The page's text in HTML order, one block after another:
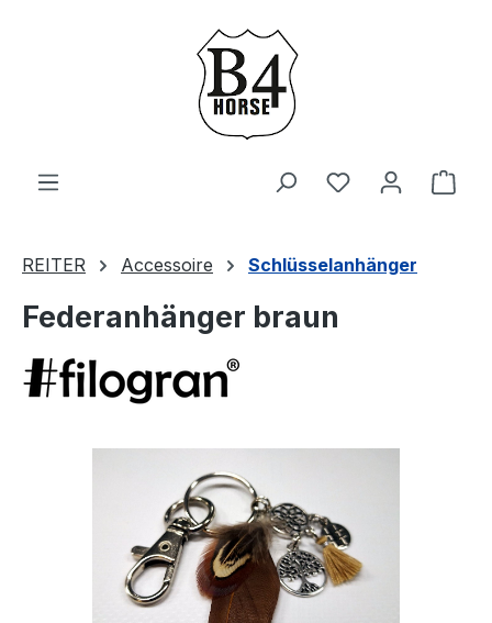
Zum Hauptinhalt springen
Du hast 0
REITER Accessoire Schlüsselanhänger
Federanhänger braun